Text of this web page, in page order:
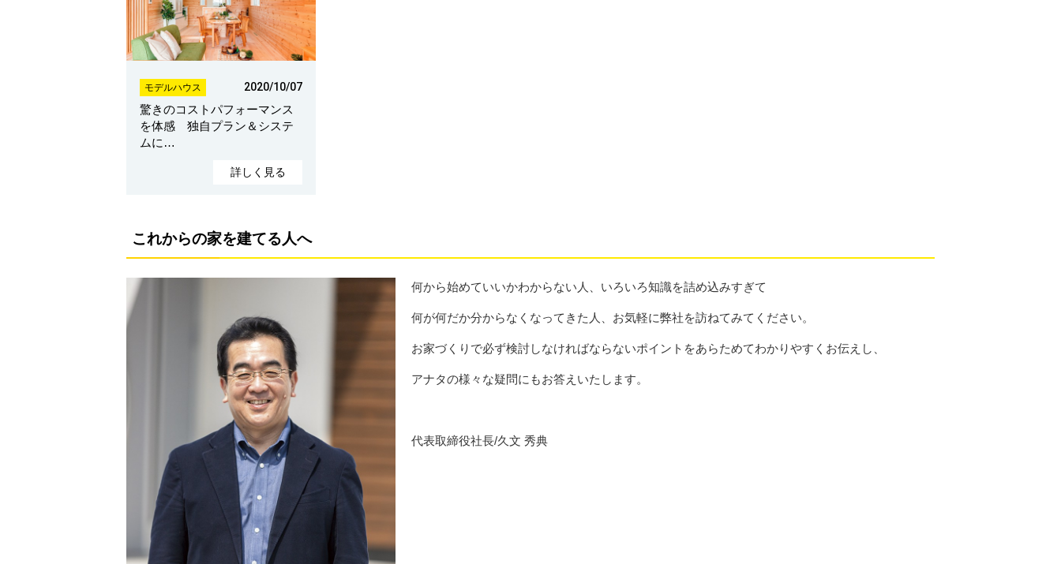
モデルハウス 2020/10/07
驚きのコストパフォーマンス
を体感 独自プラン＆システ
ムに…
詳しく見る
これからの家を建てる人へ
何から始めていいかわからない人、いろいろ知識を詰め込みすぎて
何が何だか分からなくなってきた人、お気軽に弊社を訪ねてみてください。
お家づくりで必ず検討しなければならないポイントをあらためてわかりやすくお伝えし、
アナタの様々な疑問にもお答えいたします。
代表取締役社長/久文 秀典